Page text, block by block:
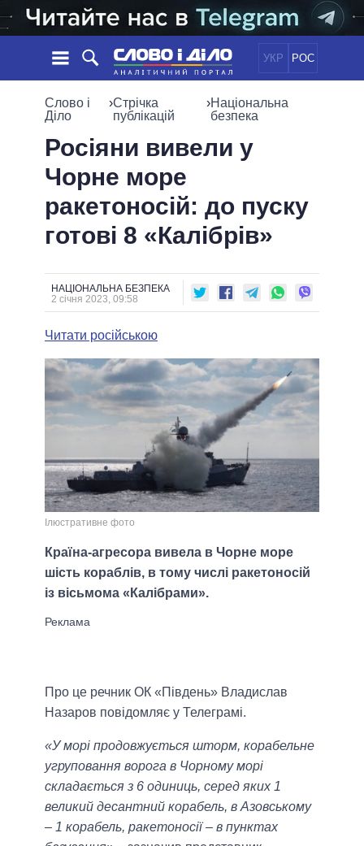
УКР РОС
НОВИНИ
СТРІЧКА
СТАТТІ
ДУМКИ
ОГЛЯДИ
ЕКОНОМІКА
СВІТ
ПОЛIТИКИ
УСІ ПОЛІТИКИ
ПРЕЗИДЕНТ І ОФІС
КАБІНЕТ МІНІСТРІВ
ГОЛОВИ ОБЛАДМІНІСТРАЦІЙ
МЕРИ МІСТ
ІНФОГРАФІКА
ВІДЕО
ПІДТРИМАТИ
ПОРІВНЯННЯ ПОЛІТИКІВ
Слово і
Діло
›Стрічка
публікацій
›Національна
безпека
Росіяни вивели у
Чорне море
ракетоносій: до пуску
готові 8 «Калібрів»
НАЦІОНАЛЬНА БЕЗПЕКА
2 січня 2023, 09:58
Читати російською
Ілюстративне фото
Країна-агресора вивела в Чорне море
шість кораблів, в тому числі ракетоносій
із вісьмома «Калібрами».
Про це речник ОК «Південь» Владислав
Назаров повідомляє у Телеграмі.
«У морі продовжується шторм, корабельне
угруповання ворога в Чорному морі
складається з 6 одиниць, серед яких 1
великий десантний корабель, в Азовському
– 1 корабель, ракетоносії – в пунктах